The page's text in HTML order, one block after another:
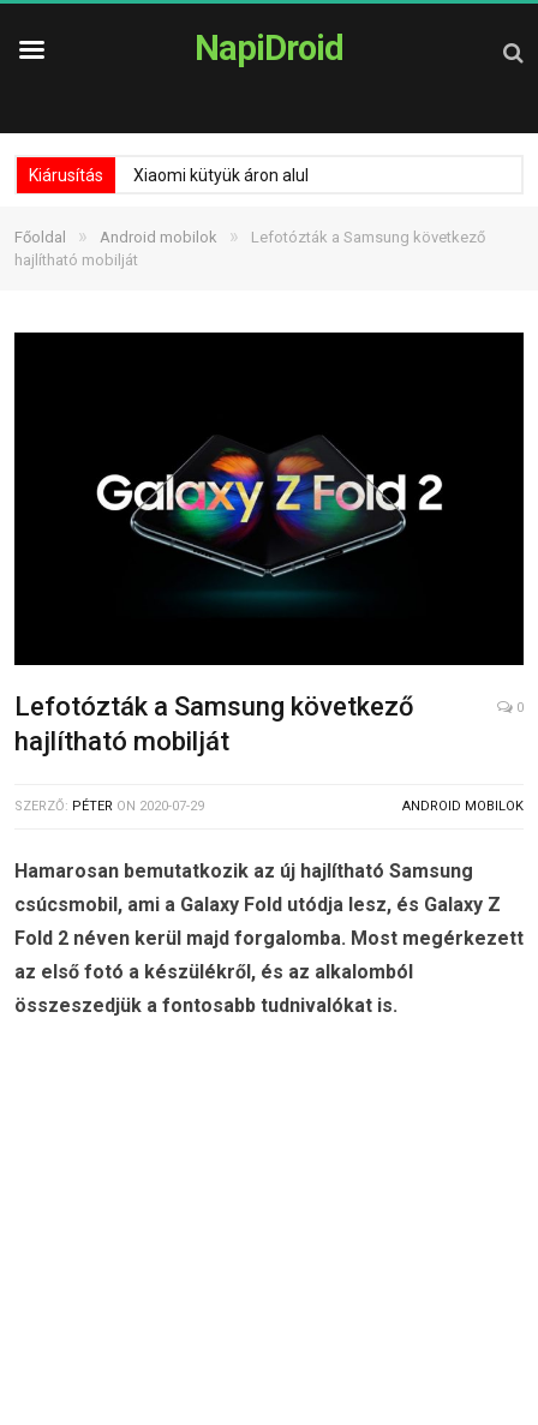
NapiDroid
Kiárusítás Xiaomi kütyük áron alul
Főoldal » Android mobilok »
Lefotózták a Samsung következő
hajlítható mobilját
Lefotózták a Samsung következő
hajlítható mobilját
0
SZERZŐ: PÉTER ON 2020-07-29 ANDROID MOBILOK
Hamarosan bemutatkozik az új hajlítható Samsung
csúcsmobil, ami a Galaxy Fold utódja lesz, és Galaxy Z
Fold 2 néven kerül majd forgalomba. Most megérkezett
az első fotó a készülékről, és az alkalomból
összeszedjük a fontosabb tudnivalókat is.